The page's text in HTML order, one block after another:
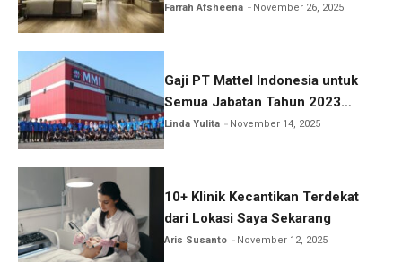
Farrah Afsheena November 26, 2025
Gaji PT Mattel Indonesia untuk
Semua Jabatan Tahun 2023
Lengkap!
Linda Yulita November 14, 2025
10+ Klinik Kecantikan Terdekat
dari Lokasi Saya Sekarang
Aris Susanto November 12, 2025